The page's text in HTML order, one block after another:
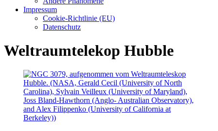
Impressum
Cookie-Richtlinie (EU)
Datenschutz
Weltraumtelekop Hubble